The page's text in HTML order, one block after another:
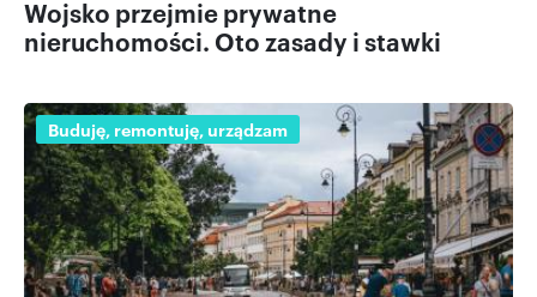
Wojsko przejmie prywatne
nieruchomości. Oto zasady i stawki
Buduję, remontuję, urządzam